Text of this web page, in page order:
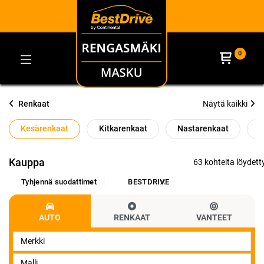
0
Renkaat Näytä kaikki
Kesärenkaat Kitkarenkaat Nastarenkaat
Kauppa 63 kohteita
Tyhjennä suodattimet BESTDRIVE
AUTO RENKAAT VANTEET